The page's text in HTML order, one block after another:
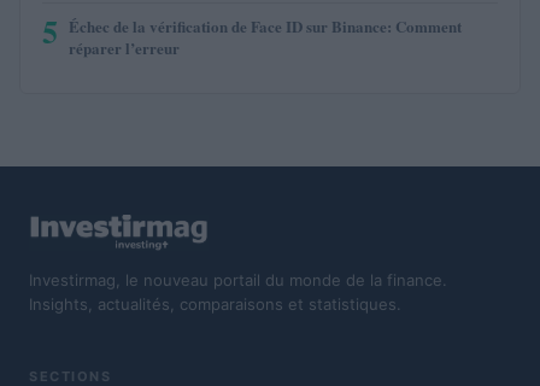
5 Échec de la vérification de Face ID sur Binance: Comment
réparer l’erreur
Investirmag, le nouveau portail du monde de la finance.
Insights, actualités, comparaisons et statistiques.
SECTIONS